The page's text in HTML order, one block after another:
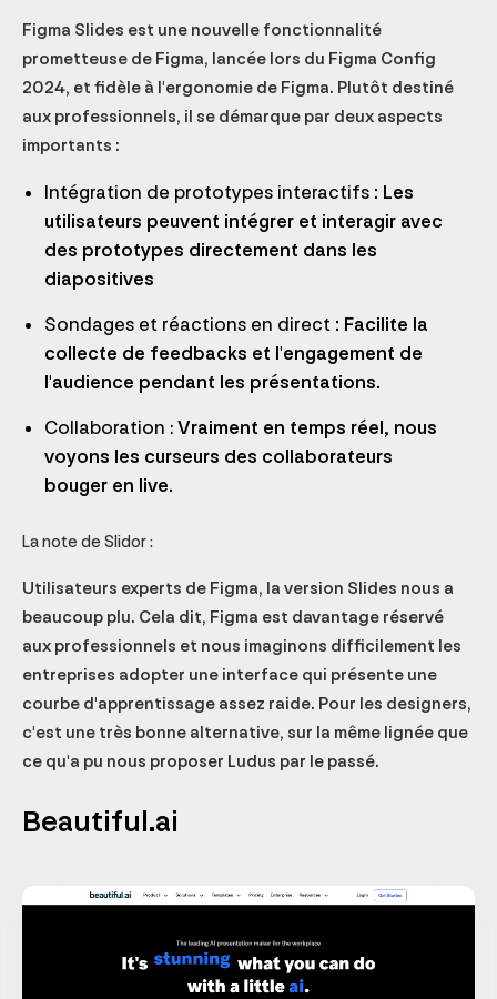
Figma Slides est une nouvelle fonctionnalité
prometteuse de Figma, lancée lors du Figma Config
2024, et fidèle à l'ergonomie de Figma. Plutôt destiné
aux professionnels, il se démarque par deux aspects
importants :
Intégration de prototypes interactifs : Les
utilisateurs peuvent intégrer et interagir avec
des prototypes directement dans les
diapositives
Sondages et réactions en direct : Facilite la
collecte de feedbacks et l'engagement de
l'audience pendant les présentations.
Collaboration :Vraiment en temps réel, nous
voyons les curseurs des collaborateurs
bouger en live.
La note de Slidor :
Utilisateurs experts de Figma, la version Slides nous a
beaucoup plu. Cela dit, Figma est davantage réservé
aux professionnels et nous imaginons difficilement les
entreprises adopter une interface qui présente une
courbe d'apprentissage assez raide. Pour les designers,
c'est une très bonne alternative, sur la même lignée que
ce qu'a pu nous proposer Ludus par le passé.
Beautiful.ai